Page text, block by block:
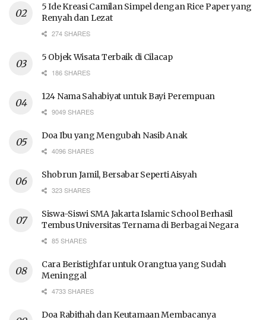
5 Ide Kreasi Camilan Simpel dengan Rice Paper yang
Renyah dan Lezat
274 SHARES
5 Objek Wisata Terbaik di Cilacap
186 SHARES
124 Nama Sahabiyat untuk Bayi Perempuan
9049 SHARES
Doa Ibu yang Mengubah Nasib Anak
4096 SHARES
Shobrun Jamil, Bersabar Seperti Aisyah
323 SHARES
Siswa-Siswi SMA Jakarta Islamic School Berhasil
Tembus Universitas Ternama di Berbagai Negara
85 SHARES
Cara Beristighfar untuk Orangtua yang Sudah
Meninggal
4733 SHARES
Doa Rabithah dan Keutamaan Membacanya